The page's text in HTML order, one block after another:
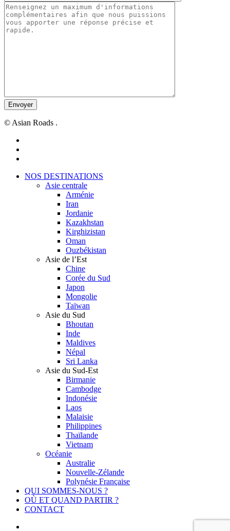
© Asian Roads .
Close
NOS DESTINATIONS
Asie centrale
Arménie
Iran
Jordanie
Kazakhstan
Kirghizistan
Oman
Ouzbékistan
Asie de l’Est
Chine
Corée du Sud
Japon
Mongolie
Taïwan
Asie du Sud
Bhoutan
Inde
Maldives
Népal
Sri Lanka
Asie du Sud-Est
Birmanie
Cambodge
Indonésie
Laos
Malaisie
Philippines
Thaïlande
Vietnam
Océanie
Australie
Nouvelle-Zélande
Polynésie Française
QUI SOMMES-NOUS ?
OÙ ET QUAND PARTIR ?
CONTACT